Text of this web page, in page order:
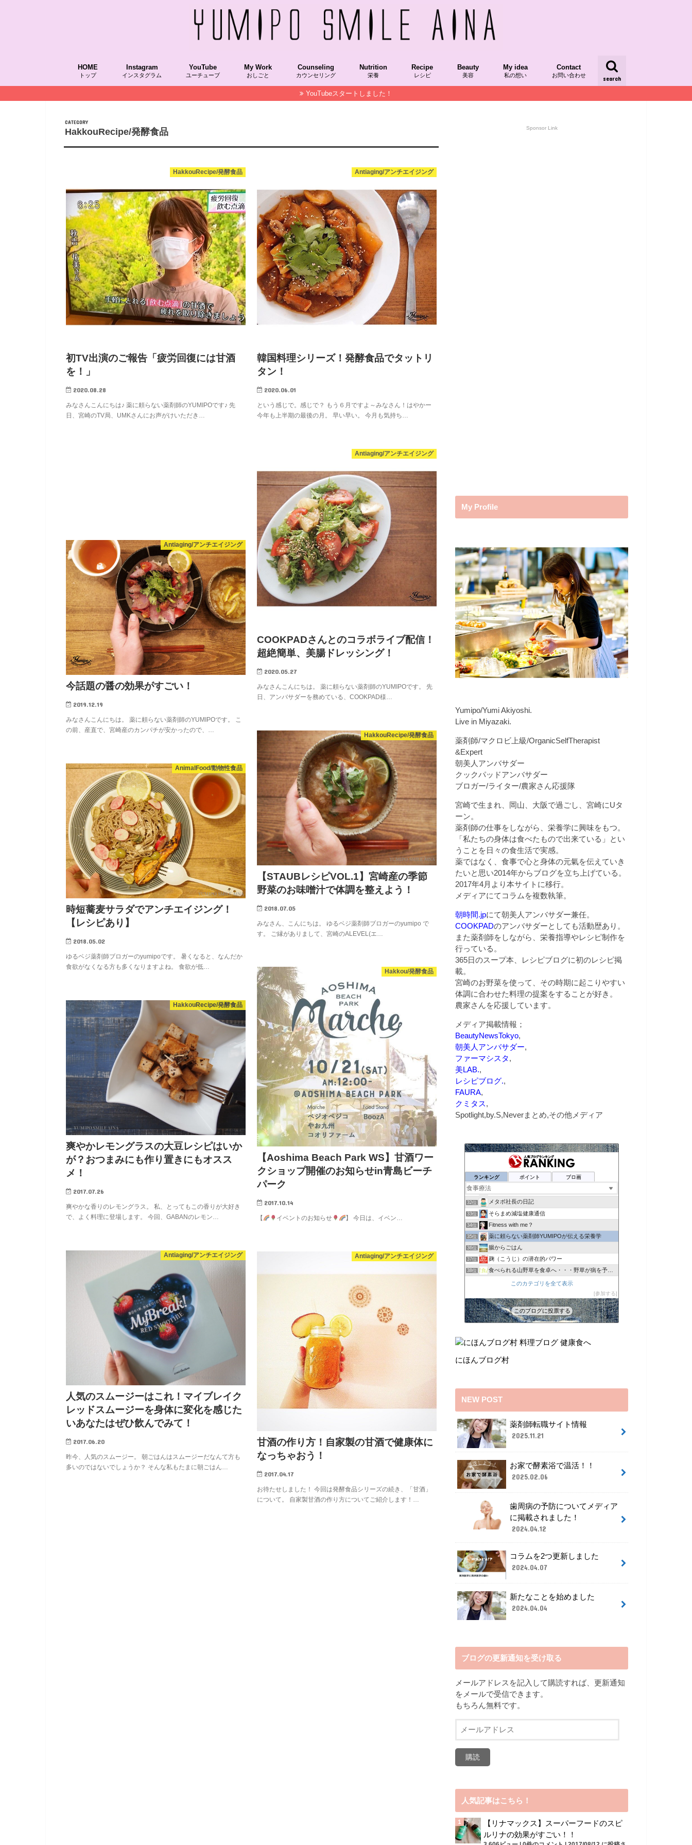
search
HOME
トップ
Instagram
インスタグラム
YouTube
ユーチューブ
My Work
おしごと
Recipekeisai/レシピ本掲載
COOKPAD/クックパッド
NablusSoap/ナーブルスソープ
OfficialColumn/メディア掲載コラム 朝時間.jp,朝美人アンバサダー
NablusSoap/ナーブルスソープ
MAQUIAチーム美セレブ記事
美LAB.
菌トレ
Counseling
カウンセリング
Nutrition
栄養
Hakkou/発酵食品
Grain/穀物
VegetableFood/植物性食品
AnimalFood/動物性食品
SuperFood/スーパーフード
Vitamin/ビタミン
Recipe
レシピ
Beauty
美容
My idea
私の想い
Contact
お問い合わせ
YouTubeスタートしました！
CATEGORY
HakkouRecipe/発酵食品
HakkouRecipe/発酵食品
初TV出演のご報告「疲労回復には甘酒
を！」
2020.08.28
みなさんこんにちは♪ 薬に頼らない薬剤師のYUMIPOです♪ 先
日、宮崎のTV局、UMKさんにお声がけいただき…
Antiaging/アンチエイジング
韓国料理シリーズ！発酵食品でタットリ
タン！
2020.06.01
という感じで。感じで？ もう６月ですよ～みなさん！はやかー
今年も上半期の最後の月。 早い早い。 今月も気持ち…
Antiaging/アンチエイジング
COOKPADさんとのコラボライブ配信！
超絶簡単、美腸ドレッシング！
2020.05.27
みなさんこんにちは。 薬に頼らない薬剤師のYUMIPOです。 先
日、アンバサダーを務めている、COOKPAD様…
Antiaging/アンチエイジング
今話題の醤の効果がすごい！
2019.12.19
みなさんこんにちは。 薬に頼らない薬剤師のYUMIPOです。 こ
の前、産直で、宮崎産のカンパチが安かったので、…
HakkouRecipe/発酵食品
【STAUBレシピVOL.1】宮崎産の季節
野菜のお味噌汁で体調を整えよう！
2018.07.05
みなさん、こんにちは。 ゆるベジ薬剤師ブロガーのyumipo で
す。 ご縁がありまして、宮崎のALEVEL(エ…
AnimalFood/動物性食品
時短蕎麦サラダでアンチエイジング！
【レシピあり】
2018.05.02
ゆるベジ薬剤師ブロガーのyumipoです。 暑くなると、なんだか
食欲がなくなる方も多くなりますよね。 食欲が低…
Hakkou/発酵食品
【Aoshima Beach Park WS】甘酒ワー
クショップ開催のお知らせin青島ビーチ
パーク
2017.10.14
【 イベントのお知らせ 】 今日は、イベン…
HakkouRecipe/発酵食品
爽やかレモングラスの大豆レシピはいか
が？おつまみにも作り置きにもオスス
メ！
2017.07.26
爽やかな香りのレモングラス。 私、とってもこの香りが大好き
で、よく料理に登場します。 今回、GABANのレモン…
Antiaging/アンチエイジング
人気のスムージーはこれ！マイブレイク
レッドスムージーを身体に変化を感じた
いあなたはぜひ飲んでみて！
2017.06.20
昨今、人気のスムージー。 朝ごはんはスムージーだなんて方も
多いのではないでしょうか？ そんな私もたまに朝ごはん…
Antiaging/アンチエイジング
甘酒の作り方！自家製の甘酒で健康体に
なっちゃおう！
2017.04.17
お待たせしました！ 今回は発酵食品シリーズの続き、「甘酒」
について。 自家製甘酒の作り方についてご紹介します！…
Sponsor Link
My Profile
Yumipo/Yumi Akiyoshi.
Live in Miyazaki.
薬剤師/マクロビ上級/OrganicSelfTherapist
&Expert
朝美人アンバサダー
クックパッドアンバサダー
ブロガー/ライター/農家さん応援隊
宮崎で生まれ、岡山、大阪で過ごし、宮崎にUタ
ーン。
薬剤師の仕事をしながら、栄養学に興味をもつ。
「私たちの身体は食べたもので出来ている」とい
うことを日々の食生活で実感。
薬ではなく、食事で心と身体の元氣を伝えていき
たいと思い2014年からブログを立ち上げている。
2017年4月より本サイトに移行。
メディアにてコラムを複数執筆。
朝時間.jpにて朝美人アンバサダー兼任。
COOKPADのアンバサダーとしても活動歴あり。
また薬剤師をしながら、栄養指導やレシピ制作を
行っている。
365日のスープ本、レシピブログに初のレシピ掲
載。
宮崎のお野菜を使って、その時期に起こりやすい
体調に合わせた料理の提案をすることが好き。
農家さんを応援しています。
メディア掲載情報；
BeautyNewsTokyo,
朝美人アンバサダー,
ファーマシスタ,
美LAB.,
レシピブログ.,
FAURA,
クミタス,
Spotlight,by.S,Neverまとめ,その他メディア
ランキング ポイント ブロ画
トコナキス｜健康＆楽しみ研究所
ひとー人（ひとハイフン人）
30位 心と体を整えて内側から健康に
31位 25歳の若白髪男子が90日間で黒髪を復活させた話
32位 メタボ社長の日記
33位 そらまめ減塩健康通信
34位 Fitness with me？
35位 薬に頼らない薬剤師YUMIPOが伝える栄養学
36位 腸からごはん
37位 麹（こうじ）の潜在的パワー
38位 食べられる山野草を食卓へ・・・野草が病を予防する
ニューヨーク発 身体美人への道
IBD（潰瘍性大腸炎・クローン病）のまとめブログ
41位 短縮版メルマガ「暮しの赤信号」公開のページ
42位 生まれ変わる 〜Reborn〜
このカテゴリを全て表示
参加する
このブログに投票する
にほんブログ村
NEW POST
薬剤師転職サイト情報
2025.11.21
お家で酵素浴で温活！！
2025.02.06
歯周病の予防についてメディア
に掲載されました！
2024.04.12
コラムを2つ更新しました
2024.04.07
新たなことを始めました
2024.04.04
ブログの更新通知を受け取る
メールアドレスを記入して購読すれば、更新通知
をメールで受信できます。
もちろん無料です。
ル
ス
人気記事はこちら！
【リナマックス】スーパーフードのスピ
ルリナの効果がすごい！！